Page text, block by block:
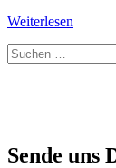
Weiterlesen
Suchen
nach:
Sende uns